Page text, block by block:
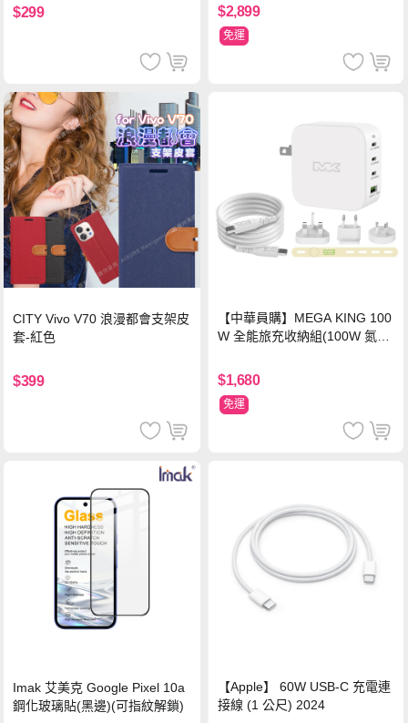
$299 $2,899
免運
CITY Vivo V70 浪漫都會支架皮
套-紅色
$399
【中華員購】MEGA KING 100
W 全能旅充收納組(100W 氮化
萬國轉接器)
$1,680
免運
Imak 艾美克 Google Pixel 10a
鋼化玻璃貼(黑邊)(可指紋解鎖)
【Apple】 60W USB-C 充電連
接線 (1 公尺) 2024